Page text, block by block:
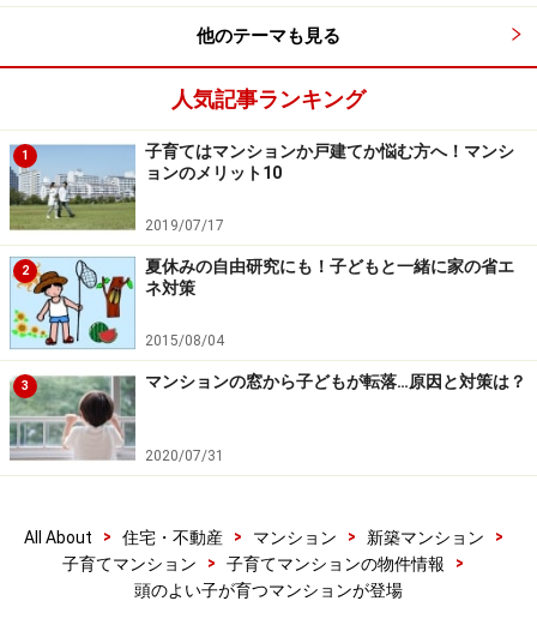
他のテーマも見る
人気記事ランキング
1
子育てはマンションか戸建てか悩む方へ！マンシ
ョンのメリット10
2019/07/17
2
夏休みの自由研究にも！子どもと一緒に家の省エ
ネ対策
2015/08/04
3 マンションの窓から子どもが転落…原因と対策は？
2020/07/31
All About > 住宅・不動産 > マンション > 新築マンション
>
子育てマンション
> 子育てマンションの物件情報
>
頭のよい子が育つマンションが登場